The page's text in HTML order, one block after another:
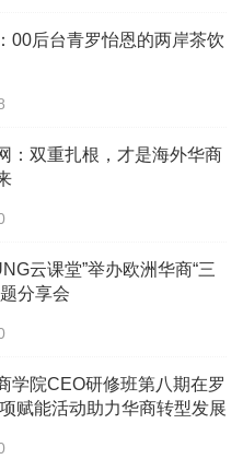
00后台青罗怡恩的两岸茶饮
：双重扎根，才是海外华商
云课堂”举办欧洲华商“三
分享会
学院CEO研修班第八期在罗
赋能活动助力华商转型发展